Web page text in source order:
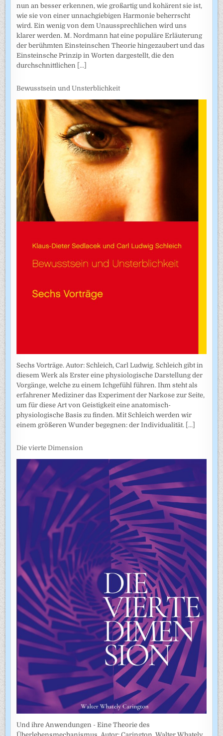
nun an besser erkennen, wie großartig und kohärent sie ist,
wie sie von einer unnachgiebigen Harmonie beherrscht
wird. Ein wenig von dem Unaussprechlichen wird uns
klarer werden. M. Nordmann hat eine populäre Erläuterung
der berühmten Einsteinschen Theorie hingezaubert und das
Einsteinsche Prinzip in Worten dargestellt, die den
durchschnittlichen [...]
Bewusstsein und Unsterblichkeit
Sechs Vorträge. Autor: Schleich, Carl Ludwig. Schleich gibt in
diesem Werk als Erster eine physiologische Darstellung der
Vorgänge, welche zu einem Ichgefühl führen. Ihm steht als
erfahrener Mediziner das Experiment der Narkose zur Seite,
um für diese Art von Geistigkeit eine anatomisch-
physiologische Basis zu finden. Mit Schleich werden wir
einem größeren Wunder begegnen: der Individualität. [...]
Die vierte Dimension
Und ihre Anwendungen - Eine Theorie des